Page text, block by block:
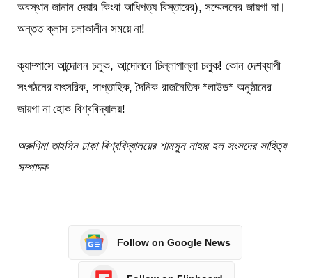
অবস্থান জানান দেয়ার কিংবা আধিপত্য বিস্তারের), সম্মেলনের জায়গা না।
অন্তত ক্লাস চলাকালীন সময়ে না!
ক্যাম্পাসে আন্দোলন চলুক, আন্দোলনে চিল্লাপাল্লা চলুক! কোন দেশব্যাপী
সংগঠনের বাৎসরিক, সাপ্তাহিক, দৈনিক রাজনৈতিক *লাউড* অনুষ্ঠানের
জায়গা না হোক বিশ্ববিদ্যালয়!
অরুণিমা তাহসিন ঢাকা বিশ্ববিদ্যালয়ের শামসুন নাহার হল সংসদের সাহিত্য
সম্পাদক
Follow on Google News